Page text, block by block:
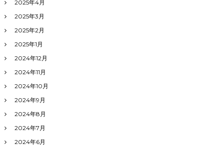
2025年4月
2025年3月
2025年2月
2025年1月
2024年12月
2024年11月
2024年10月
2024年9月
2024年8月
2024年7月
2024年6月